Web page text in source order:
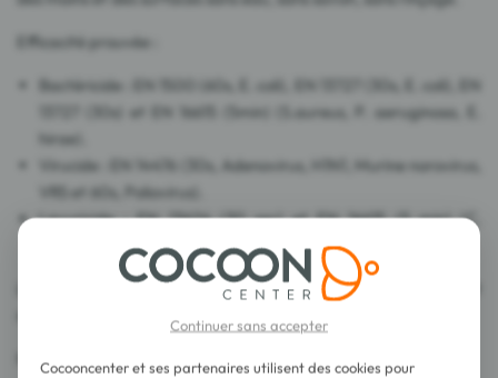
Efficacité prouvée :
Bactéricide : EN 1500 (60s, E. coli), EN 13727 (30s, E. coli), EN
13727 (30s) et EN 16615 (5min) (S.aureus, P. aeruginosa, E.
hirae).
Virucide : EN 14476 (30s, Adenovirus, H1N1, Murine norovirus,
VRS et 60s, Poliovirus).
Levuricide : EN 13624 (30 sec) et EN 16615 (5 min) (C.
Leur format est pratique pour une utilisation partout et à tout
moment de la journée.
Ne dessèche pas les mains.
Continuer sans accepter
Cocooncenter et ses partenaires utilisent des cookies pour